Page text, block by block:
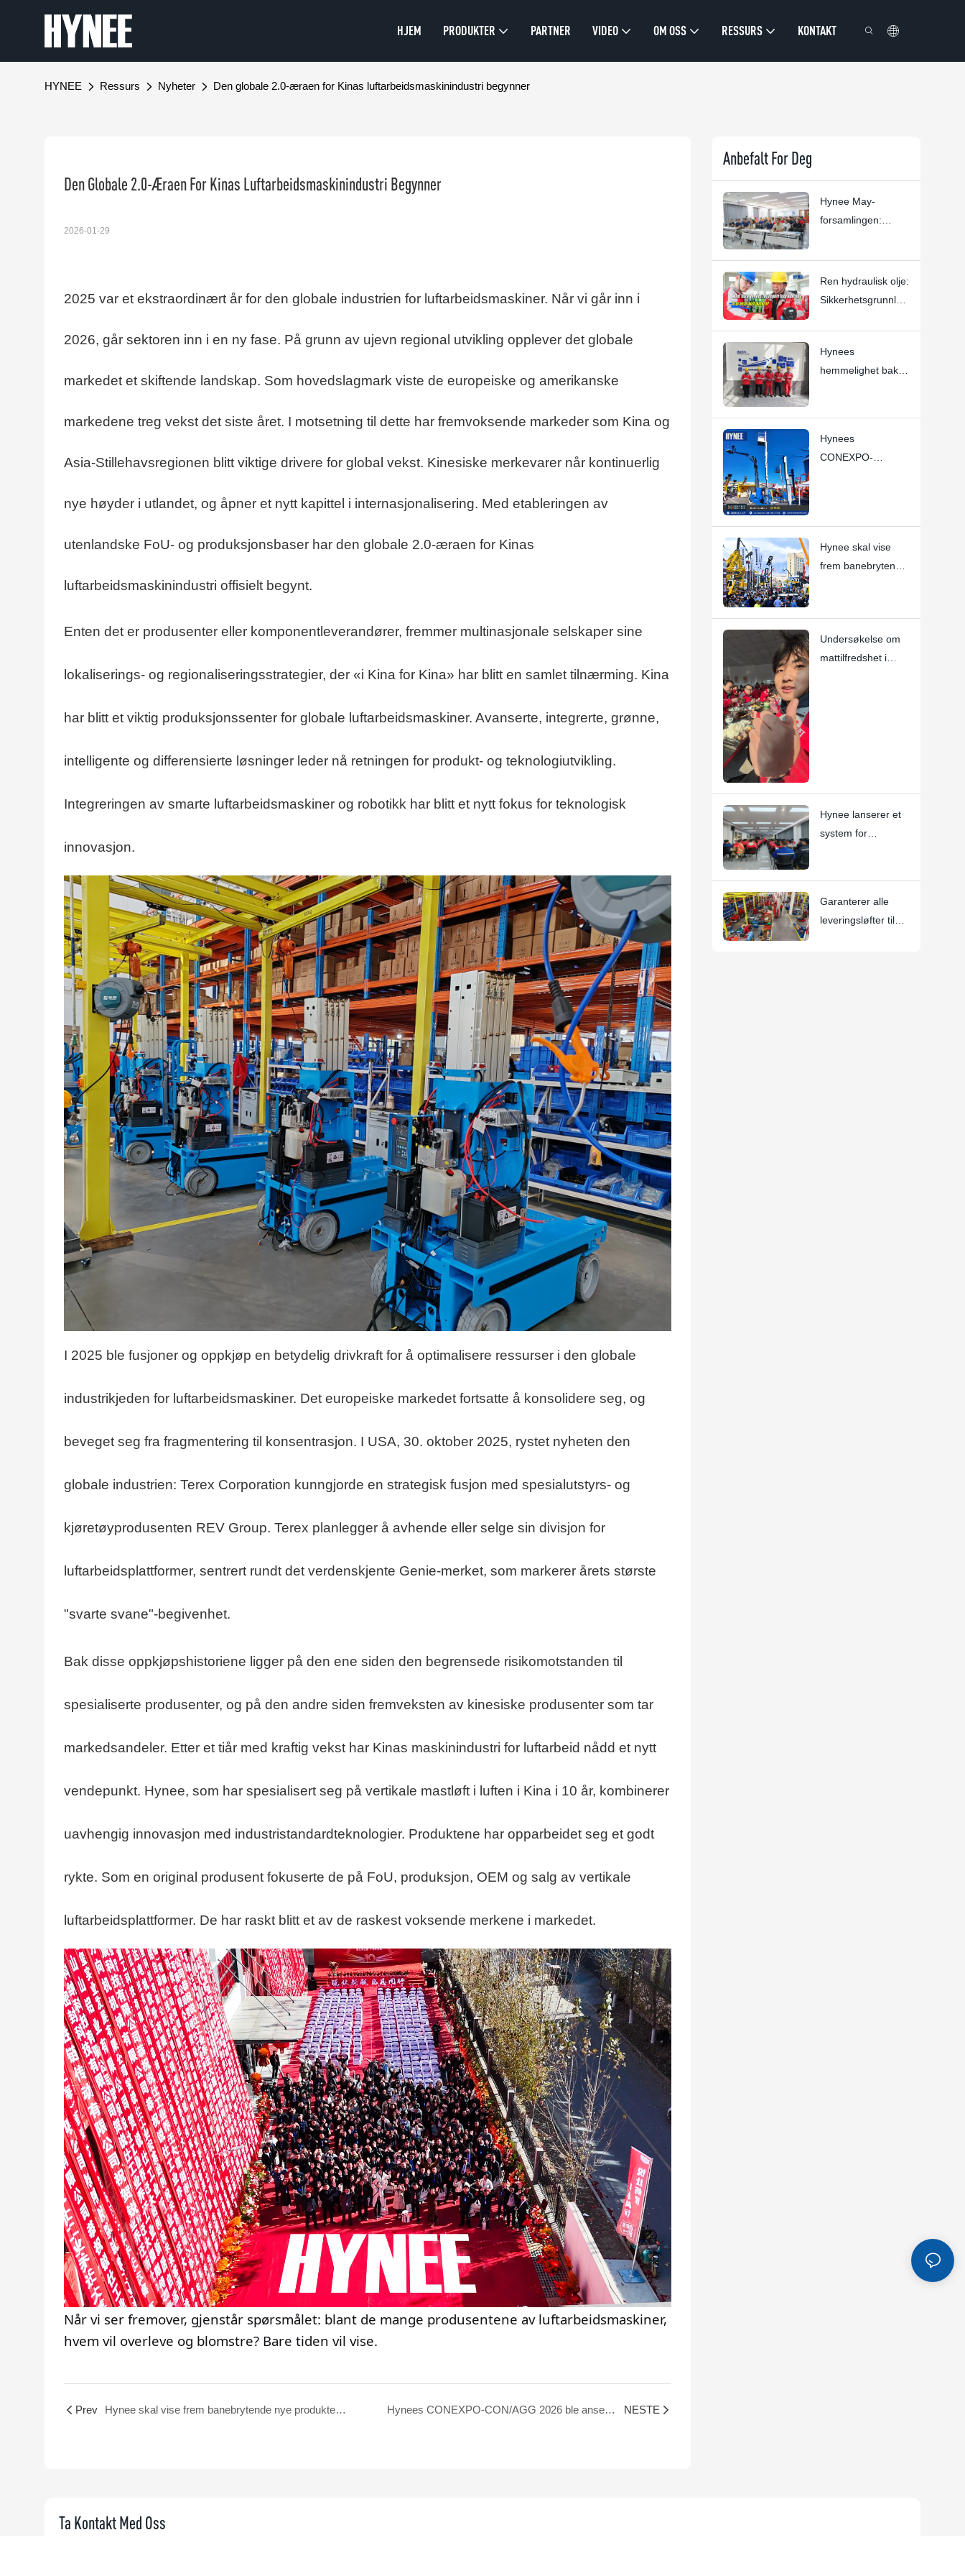
HJEM PRODUKTER PARTNER VIDEO OM OSS RESSURS KONTAKT
HYNEE Ressurs Nyheter Den globale 2.0-æraen for Kinas luftarbeidsmaskinindustri begynner
Den Globale 2.0-Æraen For Kinas Luftarbeidsmaskinindustri Begynner
2026-01-29
2025 var et ekstraordinært år for den globale industrien for luftarbeidsmaskiner. Når vi går inn i
2026, går sektoren inn i en ny fase. På grunn av ujevn regional utvikling opplever det globale
markedet et skiftende landskap. Som hovedslagmark viste de europeiske og amerikanske
markedene treg vekst det siste året. I motsetning til dette har fremvoksende markeder som Kina og
Asia-Stillehavsregionen blitt viktige drivere for global vekst. Kinesiske merkevarer når kontinuerlig
nye høyder i utlandet, og åpner et nytt kapittel i internasjonalisering. Med etableringen av
utenlandske FoU- og produksjonsbaser har den globale 2.0-æraen for Kinas
luftarbeidsmaskinindustri offisielt begynt.
Enten det er produsenter eller komponentleverandører, fremmer multinasjonale selskaper sine
lokaliserings- og regionaliseringsstrategier, der «i Kina for Kina» har blitt en samlet tilnærming. Kina
har blitt et viktig produksjonssenter for globale luftarbeidsmaskiner. Avanserte, integrerte, grønne,
intelligente og differensierte løsninger leder nå retningen for produkt- og teknologiutvikling.
Integreringen av smarte luftarbeidsmaskiner og robotikk har blitt et nytt fokus for teknologisk
innovasjon.
I 2025 ble fusjoner og oppkjøp en betydelig drivkraft for å optimalisere ressurser i den globale
industrikjeden for luftarbeidsmaskiner. Det europeiske markedet fortsatte å konsolidere seg, og
beveget seg fra fragmentering til konsentrasjon. I USA, 30. oktober 2025, rystet nyheten den
globale industrien: Terex Corporation kunngjorde en strategisk fusjon med spesialutstyrs- og
kjøretøyprodusenten REV Group. Terex planlegger å avhende eller selge sin divisjon for
luftarbeidsplattformer, sentrert rundt det verdenskjente Genie-merket, som markerer årets største
"svarte svane"-begivenhet.
Bak disse oppkjøpshistoriene ligger på den ene siden den begrensede risikomotstanden til
spesialiserte produsenter, og på den andre siden fremveksten av kinesiske produsenter som tar
markedsandeler. Etter et tiår med kraftig vekst har Kinas maskinindustri for luftarbeid nådd et nytt
vendepunkt. Hynee, som har spesialisert seg på vertikale mastløft i luften i Kina i 10 år, kombinerer
uavhengig innovasjon med industristandardteknologier. Produktene har opparbeidet seg et godt
rykte. Som en original produsent fokuserte de på FoU, produksjon, OEM og salg av vertikale
luftarbeidsplattformer. De har raskt blitt et av de raskest voksende merkene i markedet.
Når vi ser fremover, gjenstår spørsmålet: blant de mange produsentene av luftarbeidsmaskiner,
hvem vil overleve og blomstre? Bare tiden vil vise.
Prev Hynee skal vise frem banebrytende nye produkter på CONEXPO-CON/AGG 2026! Hynees CONEXPO-CON/AGG 2026 ble ansett som en rungende suksess NESTE
Anbefalt For Deg
Hynee May-
forsamlingen:
arbeidsplattformer
Ren hydraulisk olje:
Sikkerhetsgrunnlag
Hynees
hemmelighet bak
direktør»
Hynees
CONEXPO-
Hynee skal vise
frem banebrytende
CON/AGG 2026!
Undersøkelse om
mattilfredshet i
Hynee lanserer et
system for
verdipraksis i
samarbeid med
Garanterer alle
leveringsløfter til
Ta Kontakt Med Oss